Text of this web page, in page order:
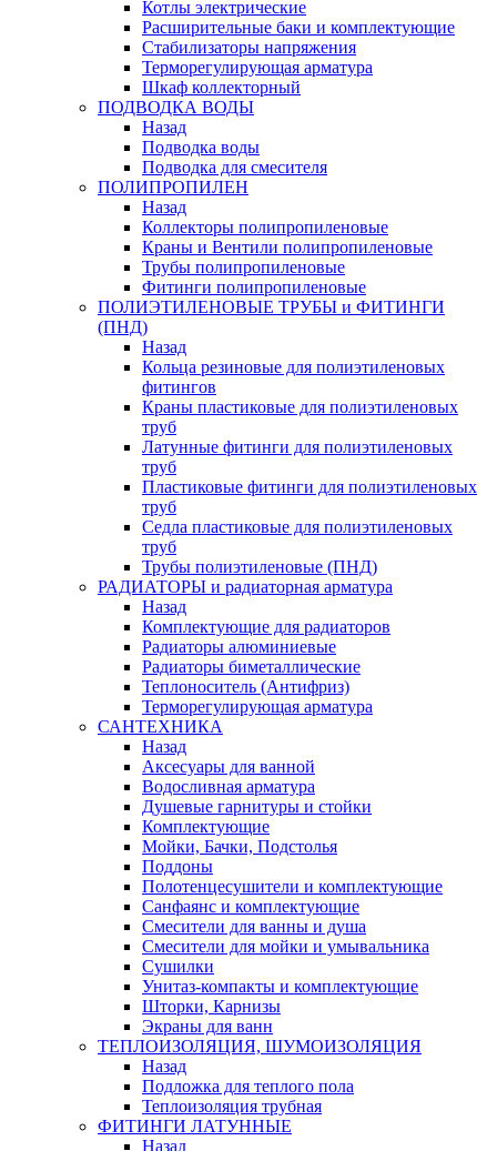
Котлы электрические
Расширительные баки и комплектующие
Стабилизаторы напряжения
Терморегулирующая арматура
Шкаф коллекторный
ПОДВОДКА ВОДЫ
Назад
Подводка воды
Подводка для смесителя
ПОЛИПРОПИЛЕН
Назад
Коллекторы полипропиленовые
Краны и Вентили полипропиленовые
Трубы полипропиленовые
Фитинги полипропиленовые
ПОЛИЭТИЛЕНОВЫЕ ТРУБЫ и ФИТИНГИ
(ПНД)
Назад
Кольца резиновые для полиэтиленовых
фитингов
Краны пластиковые для полиэтиленовых
труб
Латунные фитинги для полиэтиленовых
труб
Пластиковые фитинги для полиэтиленовых
труб
Седла пластиковые для полиэтиленовых
труб
Трубы полиэтиленовые (ПНД)
РАДИАТОРЫ и радиаторная арматура
Назад
Комплектующие для радиаторов
Радиаторы алюминиевые
Радиаторы биметаллические
Теплоноситель (Антифриз)
Терморегулирующая арматура
САНТЕХНИКА
Назад
Аксесуары для ванной
Водосливная арматура
Душевые гарнитуры и стойки
Комплектующие
Мойки, Бачки, Подстолья
Поддоны
Полотенцесушители и комплектующие
Санфаянс и комплектующие
Смесители для ванны и душа
Смесители для мойки и умывальника
Сушилки
Унитаз-компакты и комплектующие
Шторки, Карнизы
Экраны для ванн
ТЕПЛОИЗОЛЯЦИЯ, ШУМОИЗОЛЯЦИЯ
Назад
Подложка для теплого пола
Теплоизоляция трубная
ФИТИНГИ ЛАТУННЫЕ
Назад